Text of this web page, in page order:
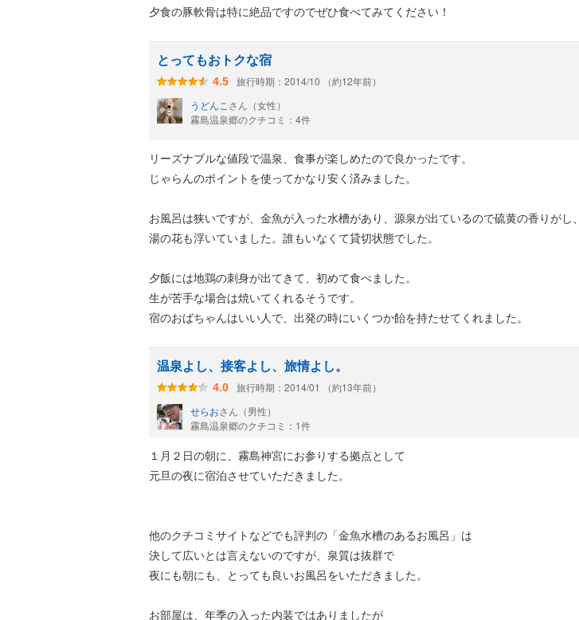
夕食の豚軟骨は特に絶品ですのでぜひ食べてみてください！
とってもおトクな宿
4.5
旅行時期：2014/10 （約12年前）
うどんこ さん（女性）
霧島温泉郷のクチコミ：4件
リーズナブルな値段で温泉、食事が楽しめたので良かったです。
じゃらんのポイントを使ってかなり安く済みました。
お風呂は狭いですが、金魚が入った水槽があり、源泉が出ているので硫黄の香りがし、
湯の花も浮いていました。誰もいなくて貸切状態でした。
夕飯には地鶏の刺身が出てきて、初めて食べました。
生が苦手な場合は焼いてくれるそうです。
宿のおばちゃんはいい人で、出発の時にいくつか飴を持たせてくれました。
温泉よし、接客よし、旅情よし。
4.0
旅行時期：2014/01 （約13年前）
せらおさん（男性）
霧島温泉郷のクチコミ：1件
１月２日の朝に、霧島神宮にお参りする拠点として
元旦の夜に宿泊させていただきました。
他のクチコミサイトなどでも評判の「金魚水槽のあるお風呂」は
決して広いとは言えないのですが、泉質は抜群で
夜にも朝にも、とっても良いお風呂をいただきました。
お部屋は、年季の入った内装ではありましたが